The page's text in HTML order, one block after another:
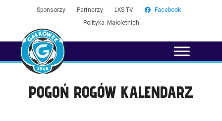
Sponsorzy Partnerzy LKS TV
Facebook
Polityka_Małoletnich
POGOŃ ROGÓW KALENDARZ